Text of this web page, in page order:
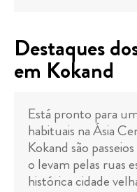
Destaques
em Kokand
Está pronto para
habituais na Ásia
Kokand são
o levam pelas ruas
histórica cidade